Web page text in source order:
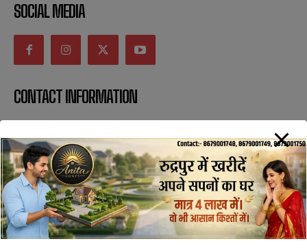
SOCIAL MEDIA
CONTACT INFORMATION
SUBSCRIBE NOW
All Rights Reserved with uttaranchaldeep